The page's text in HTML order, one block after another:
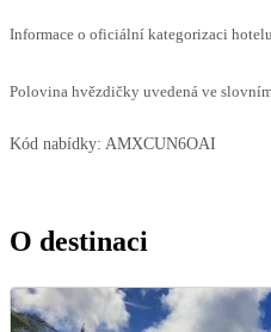
Informace o oficiální kategorizaci
Polovina hvězdičky uvedená ve
Kód nabídky: AMXCUN6OAI
O destinaci